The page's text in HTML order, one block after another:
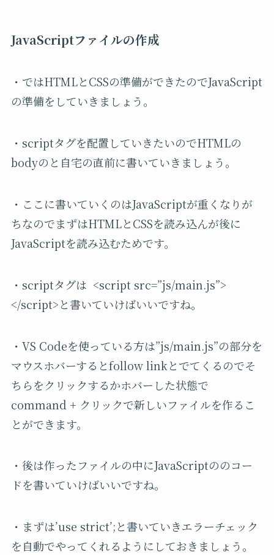
JavaScriptファイルの作成
・ではHTMLとCSSの準備ができたのでJavaScript
の準備をしていきましょう。
・scriptタグを配置していきたいのでHTMLの
bodyのと自宅の直前に書いていきましょう。
・ここに書いていくのはJavaScriptが重くなりが
ちなのでまずはHTMLとCSSを読み込んが後に
JavaScriptを読み込むためです。
・scriptタグは <script src=”js/main.js”>
</script>と書いていけばいいですね。
・VS Codeを使っている方は”js/main.js”の部分を
マウスホバーするとfollow linkとでてくるのでそ
ちらをクリックするかホバーした状態で
command + クリックで新しいファイルを作るこ
とができます。
・後は作ったファイルの中にJavaScriptののコー
ドを書いていけばいいですね。
・まずは’use strict’;と書いていきエラーチェック
を自動でやってくれるようにしておきましょう。